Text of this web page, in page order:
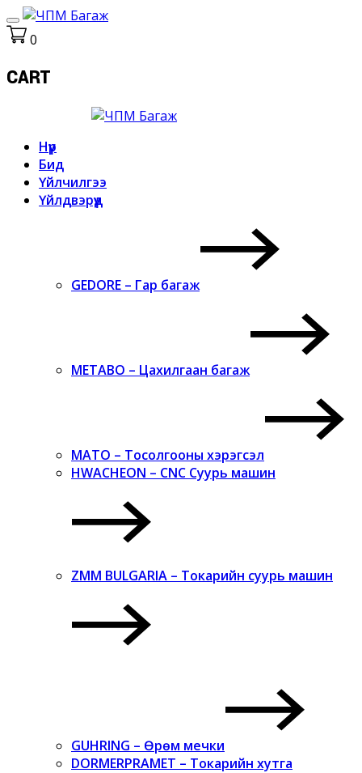
0
CART
Нүүр
Бид
Үйлчилгээ
Үйлдвэрүүд
GEDORE – Гар багаж
METABO – Цахилгаан багаж
MATO – Тосолгооны хэрэгсэл
HWACHEON – CNC Суурь машин
ZMM BULGARIA – Токарийн суурь машин
GUHRING – Өрөм мечки
DORMERPRAMET – Токарийн хутга